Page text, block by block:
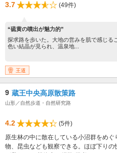
3.7 (49件)
“硫黄の噴出が魅力的”
探求路を歩いた。大地の営みを肌で感じる
色い結晶が見られ、温泉地...
王道
9 蔵王中央高原散策路
山形／自然歩道・自然研究路
4.2
(5件)
原生林の中に散在している小沼群をめ
物、昆虫なども観察できる。ほぼ下り